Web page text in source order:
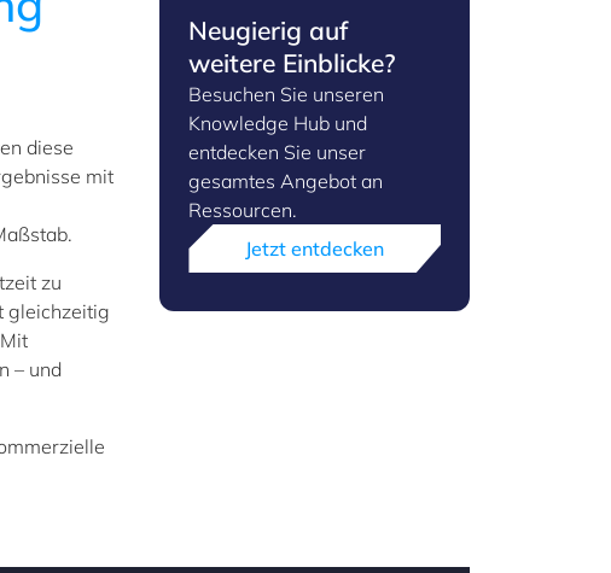
diese
mit
zu
gleichzeitig
– und
Neugierig auf
weitere Einblicke?
Besuchen Sie unseren
Knowledge Hub und
entdecken Sie unser
gesamtes Angebot an
Ressourcen.
Jetzt entdecken